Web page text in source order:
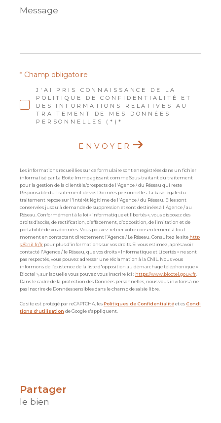
Message
*
J'AI PRIS CONNAISSANCE DE LA
POLITIQUE DE CONFIDENTIALITÉ ET
DES INFORMATIONS RELATIVES AU
TRAITEMENT DE MES DONNÉES
PERSONNELLES (*)*
* Champ obligatoire
ENVOYER
Les informations recueillies sur ce formulaire sont enregistrées dans un fichier
informatisé par La Boite Immo agissant comme Sous-traitant du traitement
pour la gestion de la clientèle/prospects de l'Agence / du Réseau qui reste
Responsable du Traitement de vos Données personnelles. La base légale du
traitement repose sur l'intérêt légitime de l'Agence / du Réseau. Elles sont
conservées jusqu'à demande de suppression et sont destinées à l'Agence / au
Réseau. Conformément à la loi « informatique et libertés », vous disposez des
droits d’accès, de rectification, d’effacement, d’opposition, de limitation et de
portabilité de vos données. Vous pouvez retirer votre consentement à tout
moment en contactant directement l’Agence / Le Réseau. Consultez le site http
s://cnil.fr/fr pour plus d’informations sur vos droits. Si vous estimez, après avoir
contacté l'Agence / le Réseau, que vos droits « Informatique et Libertés » ne sont
pas respectés, vous pouvez adresser une réclamation à la CNIL. Nous vous
informons de l’existence de la liste d'opposition au démarchage téléphonique «
Bloctel », sur laquelle vous pouvez vous inscrire ici : https://www.bloctel.gouv.fr
Dans le cadre de la protection des Données personnelles, nous vous invitons à ne
pas inscrire de Données sensibles dans le champ de saisie libre.
Ce site est protégé par reCAPTCHA, lesPolitiques de Confidentialitéet es Condi
tions d'utilisation de Google s'appliquent.
partager
le bien